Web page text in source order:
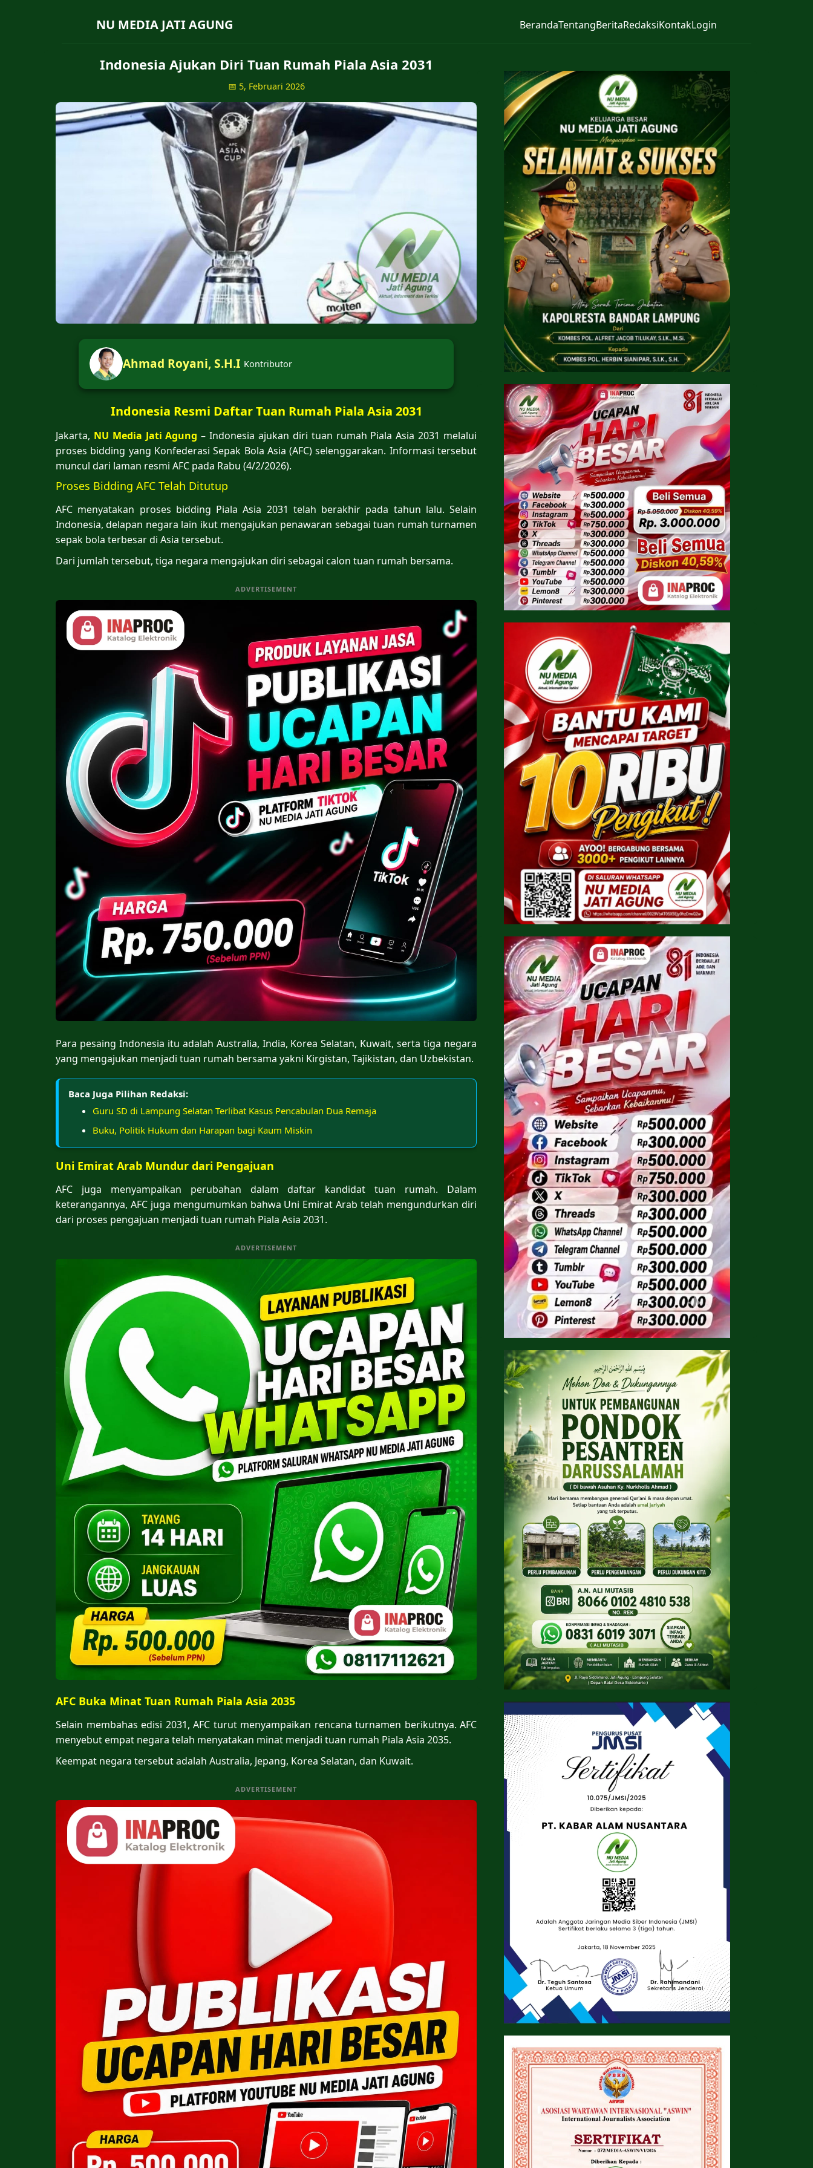
NU MEDIA JATI AGUNG BerandaTentangBeritaRedaksiKontakLogin
Indonesia Ajukan Diri Tuan Rumah Piala Asia 2031
📅 5, Februari 2026
Ahmad Royani, S.H.I Kontributor
Indonesia Resmi Daftar Tuan Rumah Piala Asia 2031
Jakarta, NU Media Jati Agung – Indonesia ajukan diri tuan rumah Piala Asia 2031 melalui
proses bidding yang Konfederasi Sepak Bola Asia (AFC) selenggarakan. Informasi tersebut
muncul dari laman resmi AFC pada Rabu (4/2/2026).
Proses Bidding AFC Telah Ditutup
AFC menyatakan proses bidding Piala Asia 2031 telah berakhir pada tahun lalu. Selain
Indonesia, delapan negara lain ikut mengajukan penawaran sebagai tuan rumah turnamen
sepak bola terbesar di Asia tersebut.
Dari jumlah tersebut, tiga negara mengajukan diri sebagai calon tuan rumah bersama.
ADVERTISEMENT
Para pesaing Indonesia itu adalah Australia, India, Korea Selatan, Kuwait, serta tiga negara
yang mengajukan menjadi tuan rumah bersama yakni Kirgistan, Tajikistan, dan Uzbekistan.
Baca Juga Pilihan Redaksi:
Guru SD di Lampung Selatan Terlibat Kasus Pencabulan Dua Remaja
Buku, Politik Hukum dan Harapan bagi Kaum Miskin
Uni Emirat Arab Mundur dari Pengajuan
AFC juga menyampaikan perubahan dalam daftar kandidat tuan rumah. Dalam
keterangannya, AFC juga mengumumkan bahwa Uni Emirat Arab telah mengundurkan diri
dari proses pengajuan menjadi tuan rumah Piala Asia 2031.
ADVERTISEMENT
AFC Buka Minat Tuan Rumah Piala Asia 2035
Selain membahas edisi 2031, AFC turut menyampaikan rencana turnamen berikutnya. AFC
menyebut empat negara telah menyatakan minat menjadi tuan rumah Piala Asia 2035.
Keempat negara tersebut adalah Australia, Jepang, Korea Selatan, dan Kuwait.
ADVERTISEMENT